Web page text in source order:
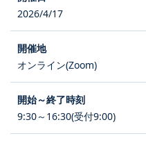
2026/4/17
オンライン(Zoom)
9:30～16:30(受付9:00)